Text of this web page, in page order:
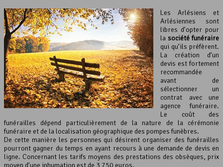
Les Arlésiens et
Arlésiennes sont
libres d’opter pour
la société funéraire
qui qu’ils préfèrent.
La création d’un
devis est fortement
recommandée
avant de
sélectionner un
contrat avec une
agence funéraire.
Le coût des
funérailles dépend particulièrement de la nature de la cérémonie
funéraire et de la localisation géographique des pompes funèbres.
De cette manière les personnes qui désirent organiser des funérailles
pourront gagner du temps en ayant recours à une demande de devis en
ligne. Concernant les tarifs moyens des prestations des obsèques, prix
moyen d’une inhumation est de 3 750 euros.